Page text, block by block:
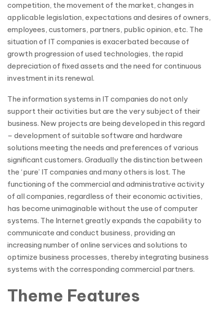
competition, the movement of the market, changes in
applicable legislation, expectations and desires of owners,
employees, customers, partners, public opinion, etc. The
situation of IT companies is exacerbated because of
growth progression of used technologies, the rapid
depreciation of fixed assets and the need for continuous
investment in its renewal.
The information systems in IT companies do not only
support their activities but are the very subject of their
business. New projects are being developed in this regard
– development of suitable software and hardware
solutions meeting the needs and preferences of various
significant customers. Gradually the distinction between
the ‘pure’ IT companies and many others is lost. The
functioning of the commercial and administrative activity
of all companies, regardless of their economic activities,
has become unimaginable without the use of computer
systems. The Internet greatly expands the capability to
communicate and conduct business, providing an
increasing number of online services and solutions to
optimize business processes, thereby integrating business
systems with the corresponding commercial partners.
Theme Features